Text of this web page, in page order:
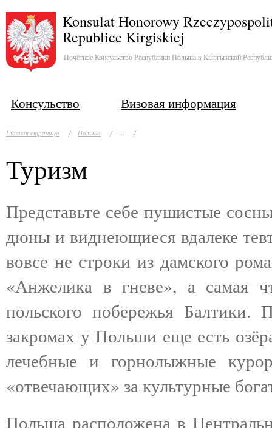
Konsulat Honorowy
Republice Kirgiskiej
Почётное Консульство Республики Польша в Кыргызской
Консульство Визовая информация
Главная страница Польша
Туризм
Представьте себе пушистые
дюны и виднеющиеся вдалеке
вовсе не строки из дамского
«Анжелика в гневе», а самая
польского побережья
закромах у Польши еще есть
лечебные и горнолыжные
«отвечающих» за культурные
Польша расположена в